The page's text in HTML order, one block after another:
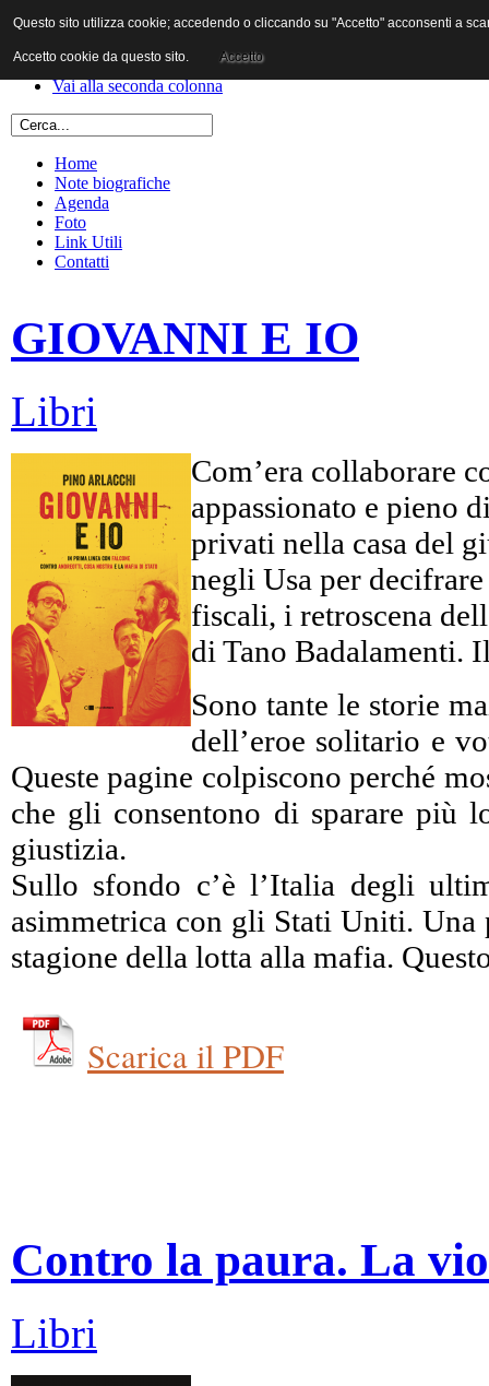
Vai al contenuto
Vai alla prima colonna
Vai alla seconda colonna
Home
Note biografiche
Agenda
Foto
Link Utili
Contatti
GIOVANNI E IO
Libri
Com’era collaborare
appassionato e pieno
privati nella casa del
negli Usa per
fiscali, i retroscena
di Tano Badalamenti.
Sono tante le storie
dell’eroe solitario e
Queste pagine colpiscono perché
che gli consentono di sparare più
giustizia.
Sullo sfondo c’è l’Italia degli
asimmetrica con gli Stati Uniti. Una
stagione della lotta alla mafia.
Scarica il PDF
Contro la paura. La
Libri
Questo sito utilizza cookie; accedendo o cliccando su "Accetto" acconsenti a
Accetto cookie da questo sito. Accetto